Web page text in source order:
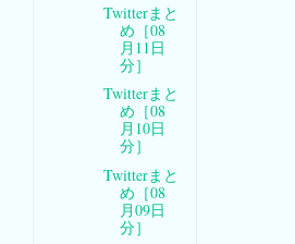
Twitterまと
め［08
月11日
分］
Twitterまと
め［08
月10日
分］
Twitterまと
め［08
月09日
分］